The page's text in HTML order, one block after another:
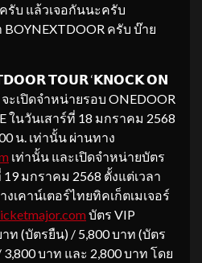
รับ แล้วเจอกันนะครับ
BOYNEXTDOOR ครับ บ๊าย
𝗧𝗢𝗨𝗥 ‘𝗞𝗡𝗢𝗖𝗞 𝗢𝗡
เปิดจำหน่ายรอบ ONEDOOR
ในวันเสาร์ที่ 18 มกราคม 2568
น. เท่านั้น ผ่านทาง
เท่านั้น และเปิดจำหน่ายบัตร
มกราคม 2568 ตั้งแต่เวลา
เคาน์เตอร์ไทยทิคเก็ตเมเจอร์
บัตร VIP
าท (บัตรยืน) / 5,800 บาท (บัตร
บาท และ 2,800 บาท โดย